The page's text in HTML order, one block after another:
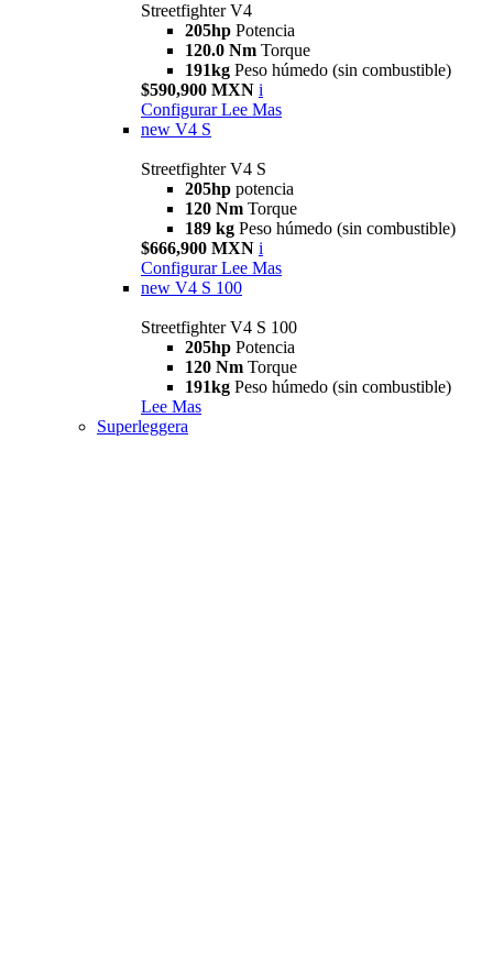
Streetfighter V4
205hp Potencia
120.0 Nm Torque
191kg Peso húmedo (sin combustible)
$590,900 MXN i
Configurar Lee Mas
new V4 S
Streetfighter V4 S
205hp potencia
120 Nm Torque
189 kg Peso húmedo (sin combustible)
$666,900 MXN i
Configurar Lee Mas
new V4 S 100
Streetfighter V4 S 100
205hp Potencia
120 Nm Torque
191kg Peso húmedo (sin combustible)
Lee Mas
Superleggera